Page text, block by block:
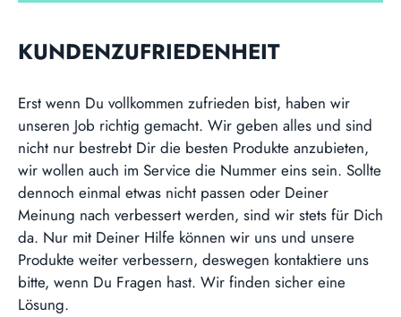
KUNDENZUFRIEDENHEIT
Erst wenn Du vollkommen zufrieden bist, haben wir
unseren Job richtig gemacht. Wir geben alles und sind
nicht nur bestrebt Dir die besten Produkte anzubieten,
wir wollen auch im Service die Nummer eins sein. Sollte
dennoch einmal etwas nicht passen oder Deiner
Meinung nach verbessert werden, sind wir stets für Dich
da. Nur mit Deiner Hilfe können wir uns und unsere
Produkte weiter verbessern, deswegen kontaktiere uns
bitte, wenn Du Fragen hast. Wir finden sicher eine
Lösung.